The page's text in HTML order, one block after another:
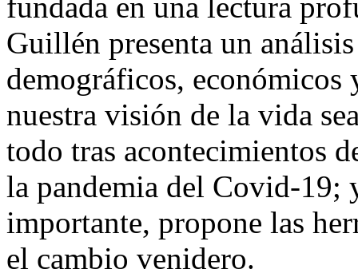
fundada en una lectura
Guillén presenta un
demográficos, económicos
nuestra visión de la vida
todo tras acontecimientos
la pandemia del Covid-19;
importante, propone las
el cambio venidero.